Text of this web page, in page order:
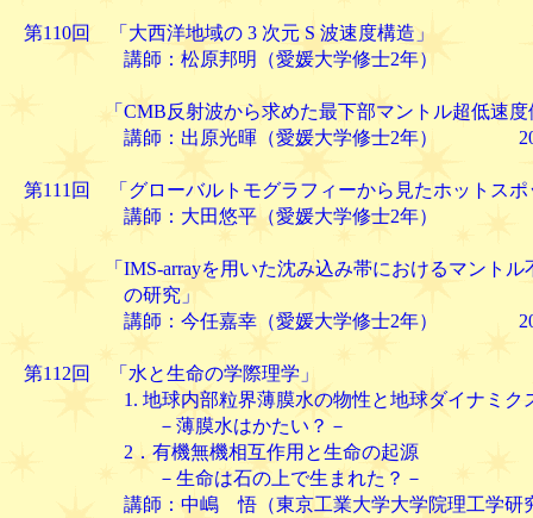
第110回 「大西洋地域の 3 次元 S 波速度構造」
講師：松原邦明（愛媛大学修士2年）
「CMB反射波から求めた最下部マントル超低速度
講師：出原光暉（愛媛大学修士2年）
第111回 「グローバルトモグラフィーから見たホットスポ
講師：大田悠平（愛媛大学修士2年）
「IMS-arrayを用いた沈み込み帯におけるマントル
の研究」
講師：今任嘉幸（愛媛大学修士2年）
第112回 「水と生命の学際理学」
1. 地球内部粒界薄膜水の物性と地球ダイナミク
－薄膜水はかたい？－
2．有機無機相互作用と生命の起源
－生命は石の上で生まれた？－
講師：中嶋 悟（東京工業大学大学院理工学研究